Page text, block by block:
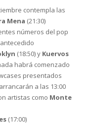
contempla las
Mena (21:30)
números del pop
(18:50) y Kuervos
habrá comenzado
presentados
a las 13:00
artistas como Monte
(17:00)